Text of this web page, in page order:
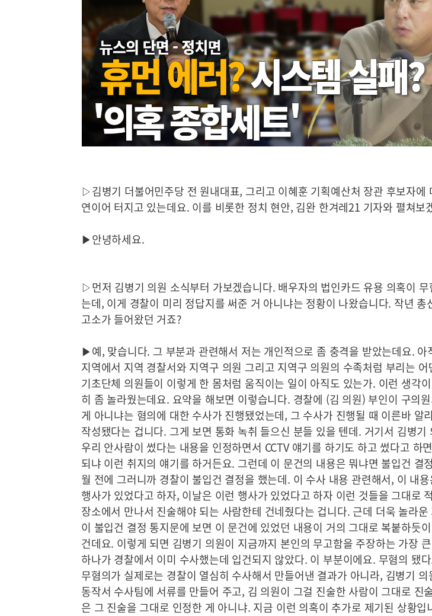
▷김병기 더불어민주당 전 원내대표, 그리고 이혜훈 기획예산처 장관 후보자에
연이어 터지고 있는데요. 이를 비롯한 정치 현안, 김완 한겨레21 기자와 펼쳐보
▶안녕하세요.
▷먼저 김병기 의원 소식부터 가보겠습니다. 배우자의 법인카드 유용 의혹이 무
는데, 이게 경찰이 미리 정답지를 써준 거 아니냐는 정황이 나왔습니다. 작년 총
고소가 들어왔던 거죠?
▶예, 맞습니다. 그 부분과 관련해서 저는 개인적으로 좀 충격을 받았는데요. 아
지역에서 지역 경찰서와 지역구 의원 그리고 지역구 의원의 수족처럼 부리는 어
기초단체 의원들이 이렇게 한 몸처럼 움직이는 일이 아직도 있는가. 이런 생각
히 좀 놀라웠는데요. 요약을 해보면 이렇습니다. 경찰에 (김 의원) 부인이 구의
게 아니냐는 혐의에 대한 수사가 진행됐었는데, 그 수사가 진행될 때 이른바 알
작성됐다는 겁니다. 그게 보면 통화 녹취 들으신 분들 있을 텐데. 거기서 김병기
우리 안사람이 썼다는 내용을 인정하면서 CCTV 얘기를 하기도 하고 썼다고 하
되냐 이런 취지의 얘기를 하거든요. 그런데 이 문건의 내용은 뭐냐면 불입건 결
월 전에 그러니까 경찰이 불입건 결정을 했는데. 이 수사 내용 관련해서, 이 내
행사가 있었다고 하자, 이날은 이런 행사가 있었다고 하자 이런 것들을 그대로
장소에서 만나서 진술해야 되는 사람한테 건네줬다는 겁니다. 근데 더욱 놀라운
이 불입건 결정 통지문에 보면 이 문건에 있었던 내용이 거의 그대로 복붙하듯
건데요. 이렇게 되면 김병기 의원이 지금까지 본인의 무고함을 주장하는 가장
하나가 경찰에서 이미 수사했는데 입건되지 않았다. 이 부분이에요. 무혐의 됐
무혐의가 실제로는 경찰이 열심히 수사해서 만들어낸 결과가 아니라, 김병기 의
동작서 수사팀에 서류를 만들어 주고, 김 의원이 그걸 진술한 사람이 그대로 진
은 그 진술을 그대로 인정한 게 아니냐. 지금 이런 의혹이 추가로 제기된 상황입